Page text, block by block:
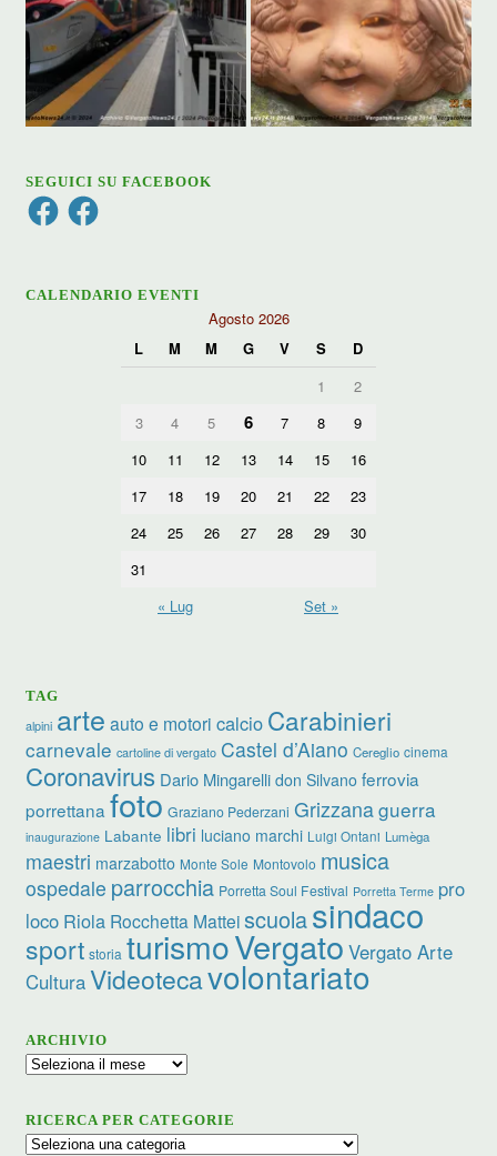
SEGUICI SU FACEBOOK
FacebookFacebook
CALENDARIO EVENTI
Agosto 2026
L
M M G V S
D
1
2
3
4 5 6 7 8
9
10
11 12 13 14 15
16
17
18 19 20 21 22
23
24
25 26 27 28 29
30
31
« Lug
Set »
TAG
alpini arte auto e motori calcio Carabinieri
carnevale cartoline di vergato Castel d’Aiano Cereglio cinema
Coronavirus Dario Mingarelli don Silvano ferrovia
porrettanafoto Graziano Pederzani Grizzanaguerra
inaugurazione Labante libri luciano marchi Luigi Ontani Lumèga
maestri marzabotto Monte Sole Montovolo musica
ospedale parrocchia Porretta Soul Festival Porretta Terme pro
loco Riola Rocchetta Matteiscuolasindaco
sport storia turismoVergato Vergato Arte
CulturaVideotecavolontariato
ARCHIVIO
Archivio
RICERCA PER CATEGORIE
Ricerca